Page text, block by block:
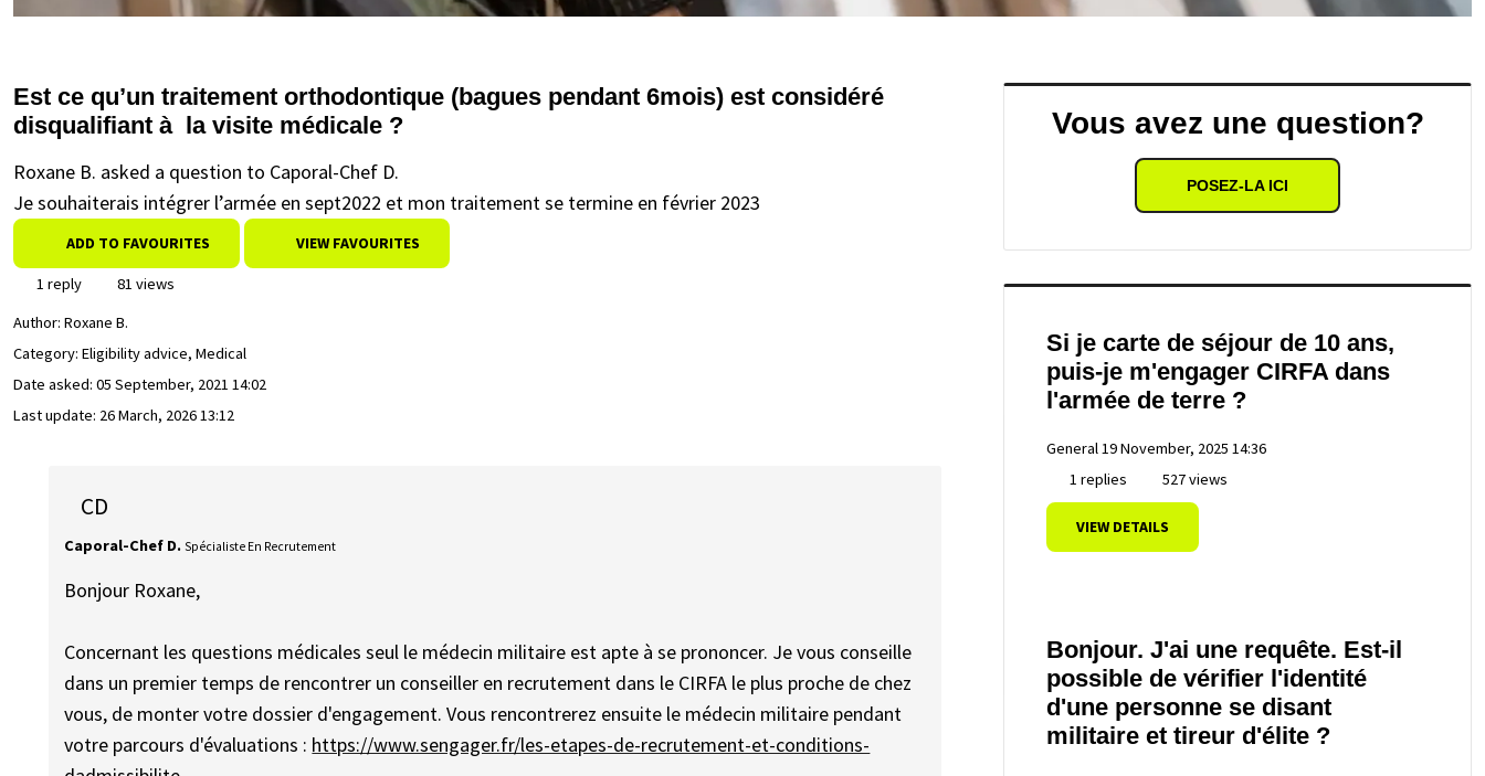
Est ce qu’un traitement orthodontique (bagues pendant 6mois) est considéré
disqualifiant à la visite médicale ?
Roxane B. asked a question to Caporal-Chef D.
Je souhaiterais intégrer l’armée en sept2022 et mon traitement se termine en février 2023
ADD TO FAVOURITES VIEW FAVOURITES
1 reply
81 views
Author: Roxane B.
Category: Eligibility advice, Medical
Date asked: 05 September, 2021 14:02
Last update: 26 March, 2026 13:12
CD
Caporal-Chef D. Spécialiste En Recrutement
Bonjour Roxane,
Concernant les questions médicales seul le médecin militaire est apte à se prononcer. Je vous conseille
dans un premier temps de rencontrer un conseiller en recrutement dans le CIRFA le plus proche de chez
vous, de monter votre dossier d'engagement. Vous rencontrerez ensuite le médecin militaire pendant
votre parcours d'évaluations : https://www.sengager.fr/les-etapes-de-recrutement-et-conditions-
Vous avez une question?
POSEZ-LA ICI
Si je carte de séjour de 10 ans,
puis-je m'engager CIRFA dans
l'armée de terre ?
General19 November, 2025 14:36
1 replies
527 views
VIEW DETAILS
Bonjour. J'ai une requête. Est-il
possible de vérifier l'identité
d'une personne se disant
militaire et tireur d'élite ?